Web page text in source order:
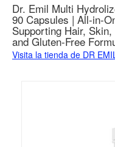
Dr. Emil Multi
90 Capsules | All-in-
Supporting Hair,
and Gluten-Free
Visita la tienda de DR